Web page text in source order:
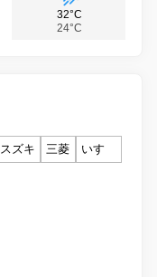
32°C
24°C
スズキ 三菱
いすゞ